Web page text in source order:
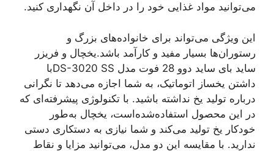
می‌توانید مواد غذایی خود را در داخل آن نگهداری کنید.
این ویژگی می‌تواند برای خانواده‌های بزرگ و
رستوران‌ها بسیار مفید و کارآمد باشد.یخچال و فریزر
ساید بای ساید دوو 28 فوت مدل DS-3020 SSبا
داشتن یخساز اتوماتیک، به شما اجازه می‌دهد تا نگرانی
درباره تولید یخ نداشته باشید. با تکنولوژی پیشرفته‌ای که
در این محصول استفاده‌شده‌است، یخچال به‌طور
خودکار یخ تولید می‌کند و شما نیازی به دستکاری دستی
ندارید. با مقایسه این دو مدل، می‌توانید مزایا و نقاط